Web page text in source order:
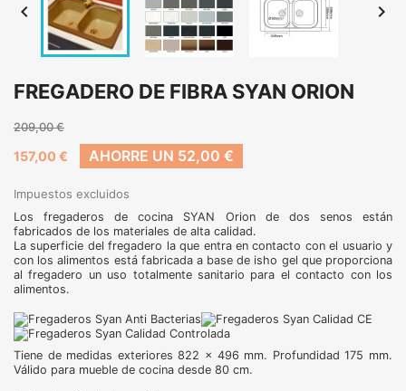
 
FREGADERO DE FIBRA SYAN ORION
209,00 €
157,00 € AHORRE UN 52,00 €
Impuestos excluidos
Los fregaderos de cocina SYAN Orion de dos senos están
fabricados de los materiales de alta calidad.
La superficie del fregadero la que entra en contacto con el usuario y
con los alimentos está fabricada a base de isho gel que proporciona
al fregadero un uso totalmente sanitario para el contacto con los
alimentos.
Tiene de medidas exteriores 822 x 496 mm. Profundidad 175 mm.
Válido para mueble de cocina desde 80 cm.